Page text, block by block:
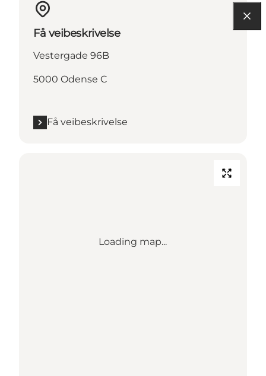
Få veibeskrivelse
Vestergade 96B
5000 Odense C
Få veibeskrivelse
Loading map...